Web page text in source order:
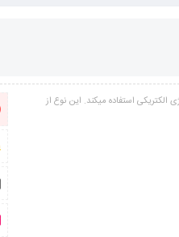
الکتریکی استفاده میکند. این نوع از